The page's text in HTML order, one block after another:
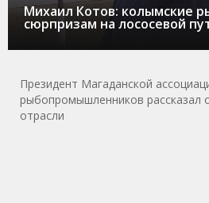
Михаил Котов: колымские
сюрпризам на лососевой
Президент Магаданской
рыбопромышленников рассказал
отрасли